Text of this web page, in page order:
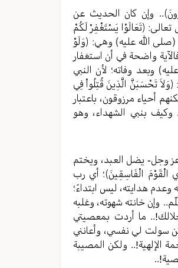
وإن كان الحديث عن
تعالى: ﴿تَعَالَوْا يَسْتَغْفِرْ لَكُمْ
(صلی الله عليه) وهي: ﴿وَلَوْ
واضحة في أن استغفار
وبعد وفاته؛ لأن النبي
تَحْسَبَنَّ الَّذِينَ قُتِلُواْ فِي
أحياء مرزوقون، باعتبار
وكيف بنبي الشهداء، وهو
عز وجل- يضل العبد، ويختم
الْقَوْمَ الْفَاسِقِينَ﴾؛ أي رب
وعدم هدايته، ليس ابتداءً؛
وإن خانته شهوته، وغلبه
ما أردت بمعصيتي
سولت لي نفسي، وأعانني
الإلهية!.. ولكن المصيبة